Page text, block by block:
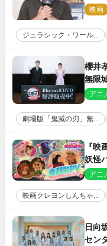
映画
ジュラシック・ワール...
櫻井
無限
とは
アニ
劇場版「鬼滅の刃」無...
『映
妖怪
「大
アニ
映画クレヨンしんちゃ...
日向
セン